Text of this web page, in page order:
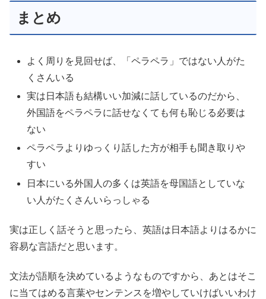
まとめ
よく周りを見回せば、「ペラペラ」ではない人がた
くさんいる
実は日本語も結構いい加減に話しているのだから、
外国語をペラペラに話せなくても何も恥じる必要は
ない
ペラペラよりゆっくり話した方が相手も聞き取りや
すい
日本にいる外国人の多くは英語を母国語としていな
い人がたくさんいらっしゃる
実は正しく話そうと思ったら、英語は日本語よりはるかに
容易な言語だと思います。
文法が語順を決めているようなものですから、あとはそこ
に当てはめる言葉やセンテンスを増やしていけばいいわけ